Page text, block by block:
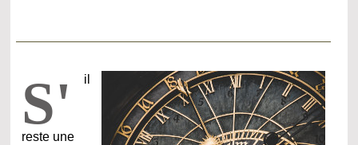
S' il
reste une